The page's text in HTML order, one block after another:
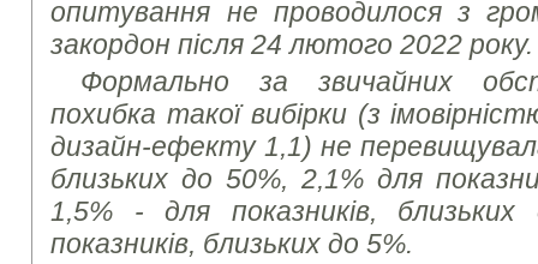
опитування не проводилося з
закордон після 24 лютого 2022 року.
Формально за звичайних
похибка такої вибірки (з
дизайн-ефекту 1,1) не
близьких до 50%, 2,1% для
1,5% - для показників,
показників, близьких до 5%.